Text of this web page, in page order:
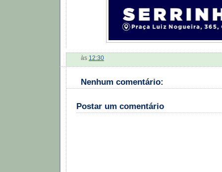
às 12:30
Nenhum comentário:
Postar um comentário